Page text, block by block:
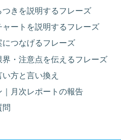
つきを説明するフレーズ
ャートを説明するフレーズ
につなげるフレーズ
界・注意点を伝えるフレーズ
方と言い換え
｜月次レポートの報告
問